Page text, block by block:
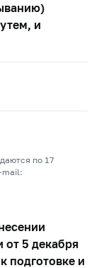
и
по 17
mail:
от 5 декабря
подготовке и